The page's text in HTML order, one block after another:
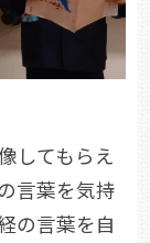
してもらえ
言葉を気持
の言葉を自